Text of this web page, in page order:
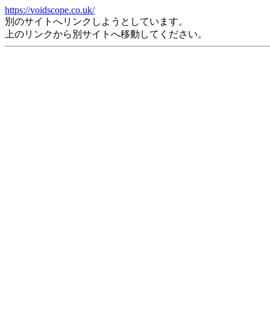
https://voidscope.co.uk/
別のサイトへリンクしようとしています。
上のリンクから別サイトへ移動してください。